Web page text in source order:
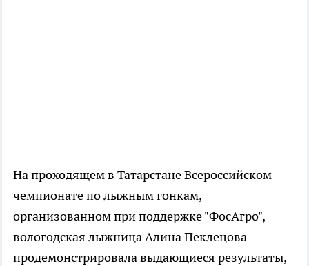
На проходящем в Татарстане Всероссийском
чемпионате по лыжным гонкам,
организованном при поддержке "ФосАгро",
вологодская лыжница Алина Пеклецова
продемонстрировала выдающиеся результаты,